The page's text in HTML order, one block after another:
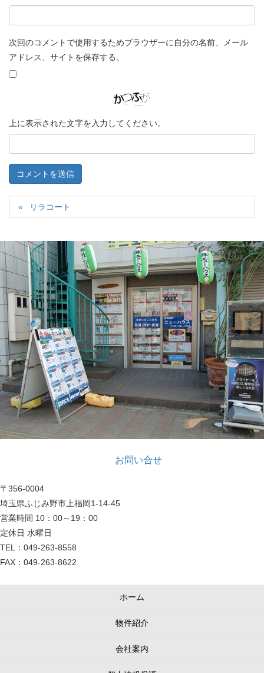
次回のコメントで使用するためブラウザーに自分の名前、メール
アドレス、サイトを保存する。
上に表示された文字を入力してください。
リラコート
お問い合せ
〒356-0004
埼玉県ふじみ野市上福岡1-14-45
営業時間 10：00～19：00
定休日 水曜日
TEL：049-263-8558
FAX：049-263-8622
ホーム
物件紹介
会社案内